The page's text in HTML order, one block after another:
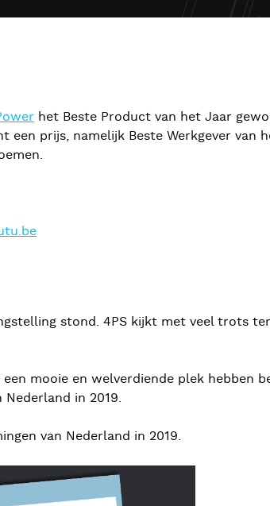
het Beste Product van het Jaar
een prijs, namelijk Beste Werkgever van
stond. 4PS kijkt met veel trots
mooie en welverdiende plek hebben
in 2019.
van Nederland in 2019.